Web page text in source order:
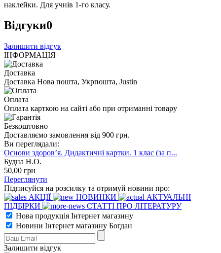
наклейки. Для учнів 1-го класу.
Відгуки0
Залишити відгук
ІНФОРМАЦІЯ
Доставка
Доставка Нова пошта, Укрпошта, Justin
Оплата
Оплата карткою на сайті або при отриманні товару
Безкоштовно
Доставляємо замовлення від 900 грн.
Ви переглядали:
Основи здоров’я. Дидактичні картки. 1 клас (за п...
Будна Н.О.
50,00 грн
Переглянути
Підписуйся на розсилку та отримуй новини про:
АКЦІЇ
НОВИНКИ
АКТУАЛЬНІ
ПІДБІРКИ
СТАТТІ ПРО ЛІТЕРАТУРУ
Нова продукція Інтернет магазину
Новини Інтернет магазину Богдан
Залишити відгук